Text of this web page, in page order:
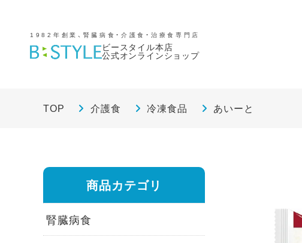
1982年創業、腎臓病食・介護食・治療食専門店
ビースタイル本店
公式オンラインショップ
TOP 介護食 冷凍食品 あいーと
商品カテゴリ
腎臓病食